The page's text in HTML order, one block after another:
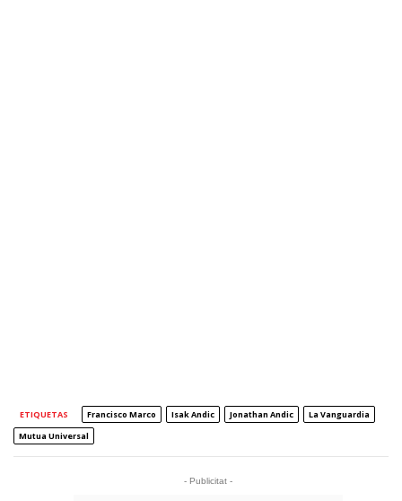
ETIQUETAS Francisco Marco Isak Andic Jonathan Andic
La Vanguardia
Mutua Universal
- Publicitat -